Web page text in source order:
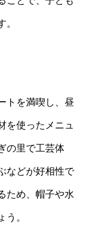
。
トを満喫し、昼
を使ったメニュ
の里で工芸体
などが好相性で
ため、帽子や水
う。